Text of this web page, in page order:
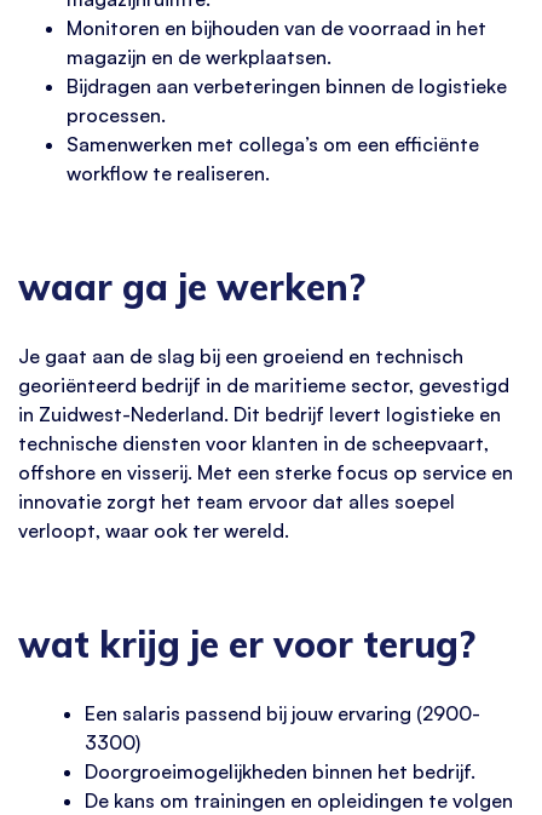
Monitoren en bijhouden van de voorraad in het
magazijn en de werkplaatsen.
Bijdragen aan verbeteringen binnen de logistieke
processen.
Samenwerken met collega’s om een efficiënte
workflow te realiseren.
waar ga je werken?
Je gaat aan de slag bij een groeiend en technisch
georiënteerd bedrijf in de maritieme sector, gevestigd
in Zuidwest-Nederland. Dit bedrijf levert logistieke en
technische diensten voor klanten in de scheepvaart,
offshore en visserij. Met een sterke focus op service en
innovatie zorgt het team ervoor dat alles soepel
verloopt, waar ook ter wereld.
wat krijg je er voor terug?
Een salaris passend bij jouw ervaring (2900-
3300)
Doorgroeimogelijkheden binnen het bedrijf.
De kans om trainingen en opleidingen te volgen